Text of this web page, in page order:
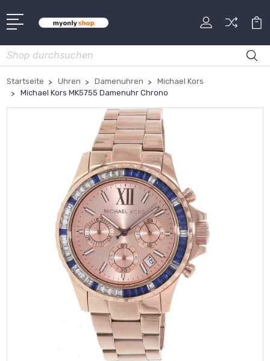
Suche
Startseite Uhren Damenuhren
Michael Kors
Michael Kors MK5755 Damenuhr Chrono